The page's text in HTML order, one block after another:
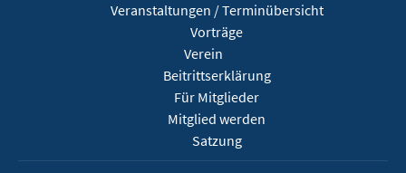
Veranstaltungen / Terminübersicht
Vorträge
Verein
Beitrittserklärung
Für Mitglieder
Mitglied werden
Satzung